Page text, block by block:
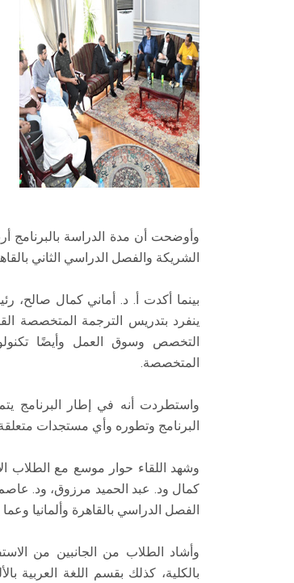
وأوضحت أن مدة الدراسة بالبرنامج
الشريكة والفصل الدراسي الثاني
بينما أكدت أ. د. أماني كمال صالح،
ينفرد بتدريس الترجمة المتخصصة
التخصص وسوق العمل وأيضًا
المتخصصة.
واستطردت أنه في إطار البرنامج
البرنامج وتطوره وأي مستجدات
وشهد اللقاء حوار موسع مع الطلاب
كمال ود. عبد الحميد مرزوق، ود. عاصم
الفصل الدراسي بالقاهرة وألمانيا
وأشاد الطلاب من الجانبين من
بالكلية، كذلك بقسم اللغة العربية